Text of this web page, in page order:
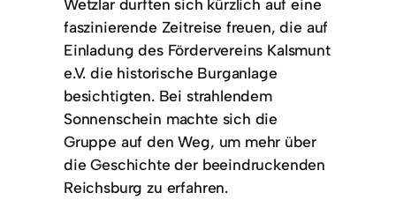
Wetzlar durften sich kürzlich auf eine
faszinierende Zeitreise freuen, die auf
Einladung des Fördervereins Kalsmunt
e.V. die historische Burganlage
besichtigten. Bei strahlendem
Sonnenschein machte sich die
Gruppe auf den Weg, um mehr über
die Geschichte der beeindruckenden
Reichsburg zu erfahren.